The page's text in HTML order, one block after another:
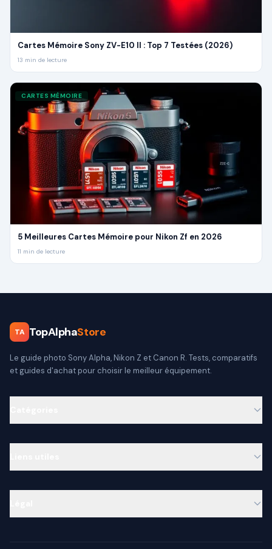
Cartes Mémoire Sony ZV-E10 II : Top 7 Testées (2026)
13 min de lecture
CARTES MÉMOIRE
5 Meilleures Cartes Mémoire pour Nikon Zf en 2026
11 min de lecture
TA TopAlphaStore
Le guide photo Sony Alpha, Nikon Z et Canon R. Tests, comparatifs
et guides d'achat pour choisir le meilleur équipement.